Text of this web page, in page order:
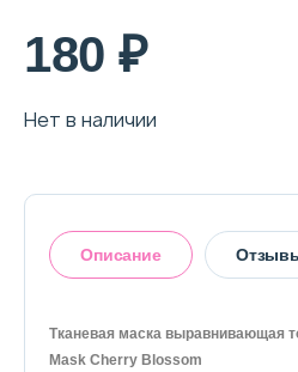
180 ₽
Нет в наличии
Описание
Тканевая маска выравнивающая
Mask Cherry Blossom